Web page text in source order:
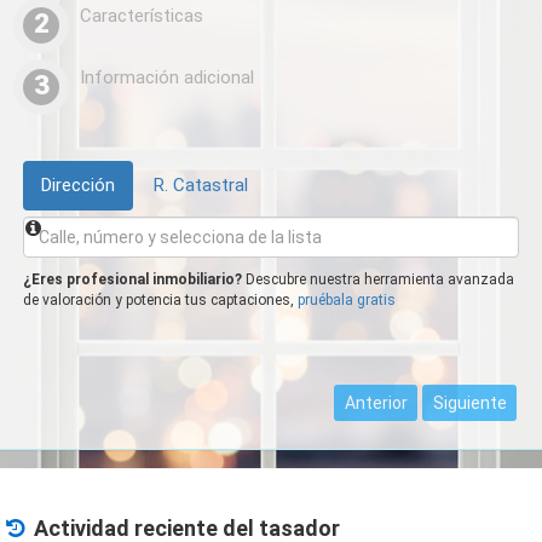
2 Características
3 Información adicional
Dirección R. Catastral
¿Eres profesional inmobiliario? Descubre nuestra herramienta avanzada
de valoración y potencia tus captaciones, pruébala gratis
Anterior Siguiente
Actividad reciente del tasador